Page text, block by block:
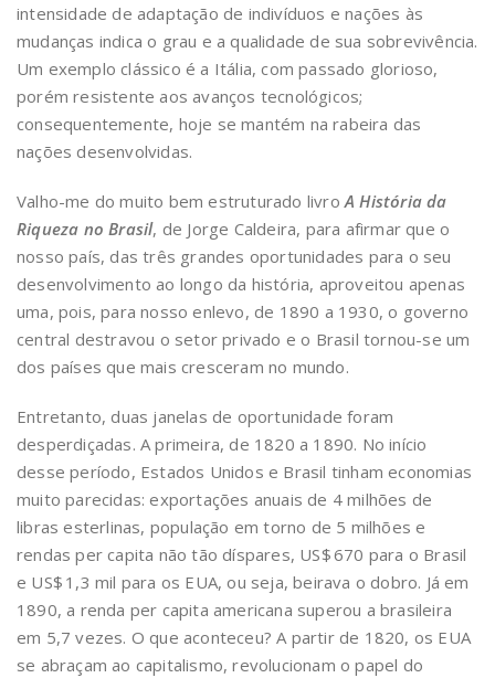
intensidade de adaptação de indivíduos e nações às
mudanças indica o grau e a qualidade de sua sobrevivência.
Um exemplo clássico é a Itália, com passado glorioso,
porém resistente aos avanços tecnológicos;
consequentemente, hoje se mantém na rabeira das
nações desenvolvidas.
Valho-me do muito bem estruturado livro A História da
Riqueza no Brasil, de Jorge Caldeira, para afirmar que o
nosso país, das três grandes oportunidades para o seu
desenvolvimento ao longo da história, aproveitou apenas
uma, pois, para nosso enlevo, de 1890 a 1930, o governo
central destravou o setor privado e o Brasil tornou-se um
dos países que mais cresceram no mundo.
Entretanto, duas janelas de oportunidade foram
desperdiçadas. A primeira, de 1820 a 1890. No início
desse período, Estados Unidos e Brasil tinham economias
muito parecidas: exportações anuais de 4 milhões de
libras esterlinas, população em torno de 5 milhões e
rendas per capita não tão díspares, US$ 670 para o Brasil
e US$ 1,3 mil para os EUA, ou seja, beirava o dobro. Já em
1890, a renda per capita americana superou a brasileira
em 5,7 vezes. O que aconteceu? A partir de 1820, os EUA
se abraçam ao capitalismo, revolucionam o papel do